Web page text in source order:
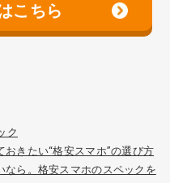
こちら
ク
きたい“格安スマホ”の選び方
なら。格安スマホのスペックを